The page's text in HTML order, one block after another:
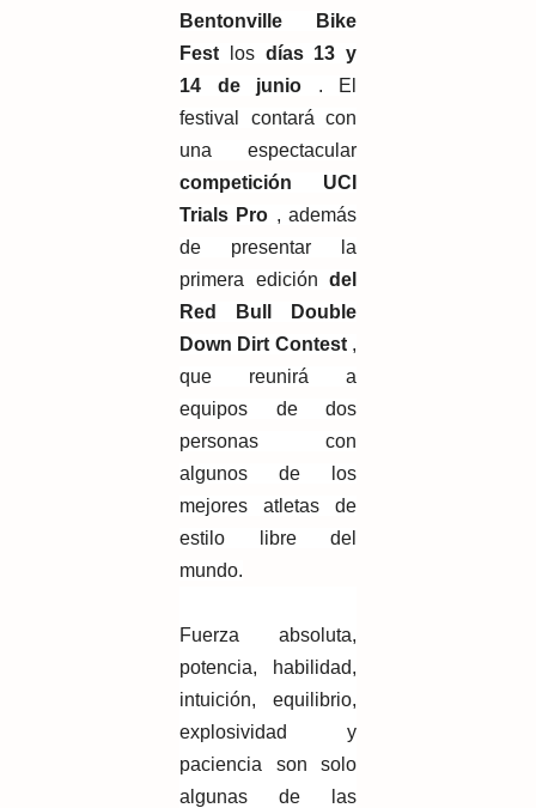
Bentonville Bike
Fest los días 13 y
14 de junio . El
festival contará con
una espectacular
competición UCI
Trials Pro , además
de presentar la
primera edición del
Red Bull Double
Down Dirt Contest,
que reunirá a
equipos de dos
personas con
algunos de los
mejores atletas de
estilo libre del
mundo.
Fuerza absoluta,
potencia, habilidad,
intuición, equilibrio,
explosividad y
paciencia son solo
algunas de las